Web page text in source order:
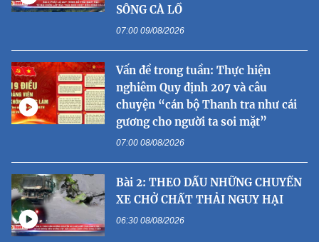
SÔNG CÀ LỒ
07:00 09/08/2026
Vấn đề trong tuần: Thực hiện
nghiêm Quy định 207 và câu
chuyện “cán bộ Thanh tra như cái
gương cho người ta soi mặt”
07:00 08/08/2026
Bài 2: THEO DẤU NHỮNG CHUYẾN
XE CHỞ CHẤT THẢI NGUY HẠI
06:30 08/08/2026